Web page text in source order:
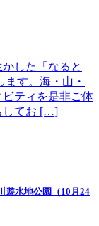
した「なると
ます。海・山・
ティを是非ご体
してお […]
遊水地公園（10月24